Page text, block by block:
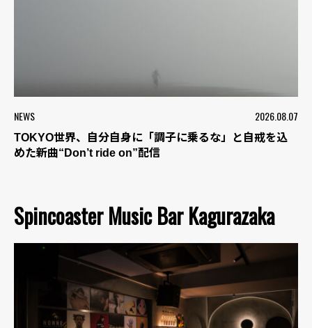
NEWS 2026.08.07
TOKYO世界、自分自身に「調子に乗るな」と自戒を込
めた新曲“Don’t ride on”配信
Spincoaster Music Bar Kagurazaka